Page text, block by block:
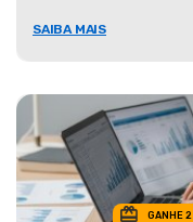
SAIBA MAIS
GANHE 2